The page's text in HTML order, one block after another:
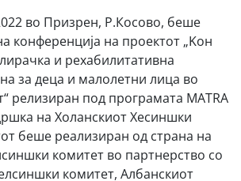
во Призрен, Р.Косово, беше
конференција на проектот „Kон
и рехабилитативна
за деца и малолетни лица во
релизиран под програмата MATRA
на Холанскиот Хесиншки
беше реализиран од страна на
комитет во партнерство со
комитет, Албанскиот